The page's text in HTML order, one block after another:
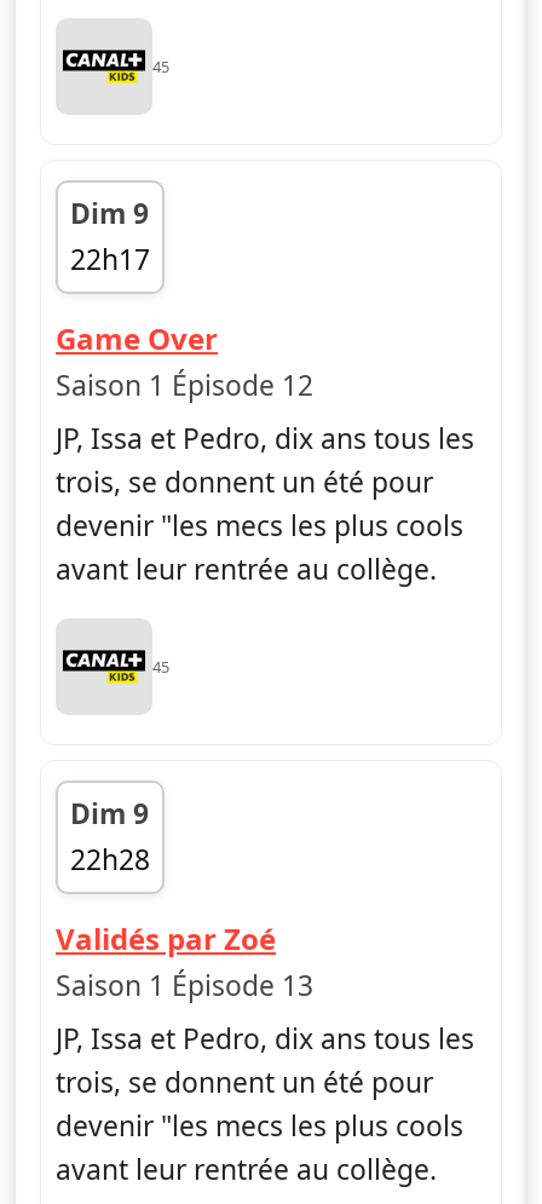
45
Dim 9
22h17
fin 22h28
Game Over— La vie en slip
Saison 1 Épisode 12
JP, Issa et Pedro, dix ans tous les
trois, se donnent un été pour
devenir "les mecs les plus cools
avant leur rentrée au collège.
45
Dim 9
22h28
fin 22h39
Validés par Zoé— La vie en slip
Saison 1 Épisode 13
JP, Issa et Pedro, dix ans tous les
trois, se donnent un été pour
devenir "les mecs les plus cools
avant leur rentrée au collège.